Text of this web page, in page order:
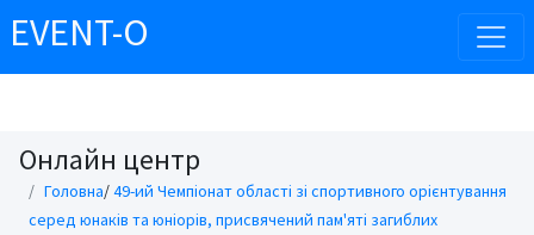
EVENT-O
Онлайн центр
Головна/49-ий Чемпіонат області зі спортивного орієнтування
серед юнаків та юніорів, присвячений пам'яті загиблих